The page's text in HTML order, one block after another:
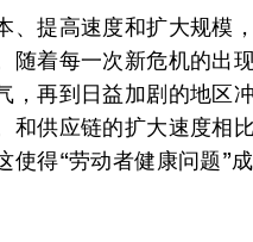
、提高速度和扩大规模
随着每一次新危机的出
，再到日益加剧的地区
和供应链的扩大速度相
使得“劳动者健康问题”